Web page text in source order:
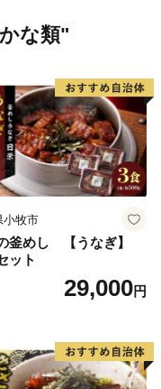
だ！生です旅サラ
た！
１節 （ぬた付）
用 半身
付いてくる！その他
な類"
小牧市
釜めし 【うなぎ】
ット
29,000円